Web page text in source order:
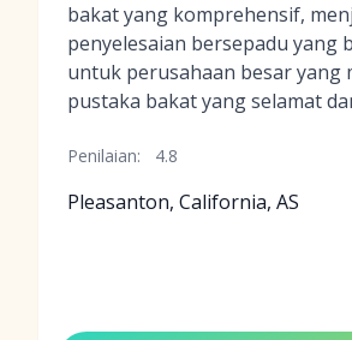
bakat yang komprehensif,
penyelesaian bersepadu yang
untuk perusahaan besar yang
pustaka bakat yang selamat
Penilaian: 4.8
Pleasanton, California, AS